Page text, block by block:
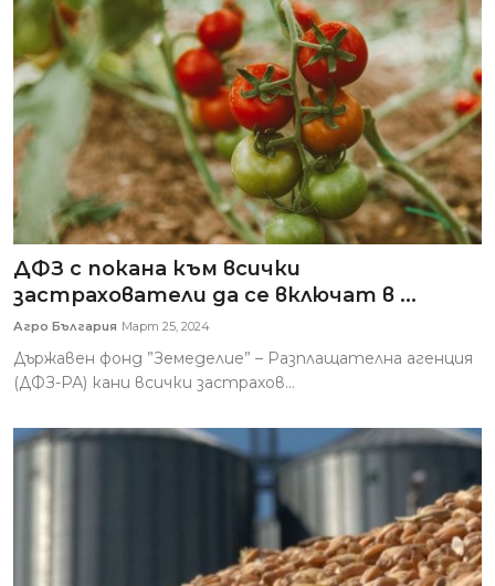
ДФЗ с покана към всички
застрахователи да се включат в ...
Агро България Март 25, 2024
Държавен фонд ”Земеделие” – Разплащателна агенция
(ДФЗ-РА) кани всички застрахов...